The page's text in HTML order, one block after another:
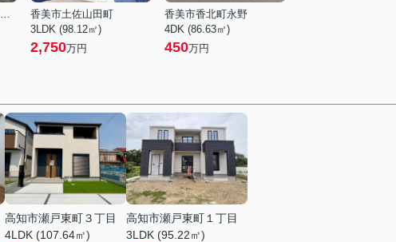
香美市土佐山田町宝町２丁目
香美市土佐山田町
3LDK (98.12㎡)
2,750万円
香美市香北町永野
4DK (86.63㎡)
450万円
高知市瀬戸東町３丁目
4LDK (107.64㎡)
高知市瀬戸東町１丁目
3LDK (95.22㎡)